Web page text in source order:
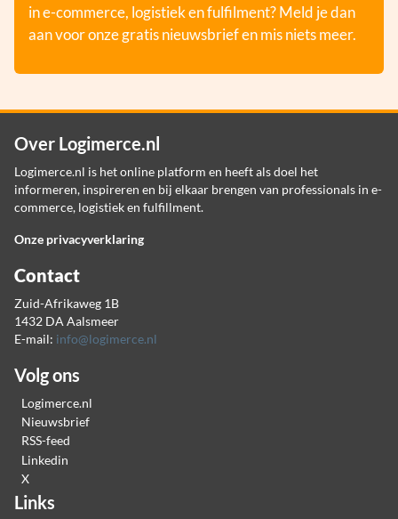
in e-commerce, logistiek en fulfilment? Meld je dan
aan voor onze gratis nieuwsbrief en mis niets meer.
Over Logimerce.nl
Logimerce.nl is het online platform en heeft als doel het
informeren, inspireren en bij elkaar brengen van professionals in e-
commerce, logistiek en fulfillment.
Onze privacyverklaring
Contact
Zuid-Afrikaweg 1B
1432 DA Aalsmeer
E-mail: info@logimerce.nl
Volg ons
Logimerce.nl
Nieuwsbrief
RSS-feed
Linkedin
X
Links